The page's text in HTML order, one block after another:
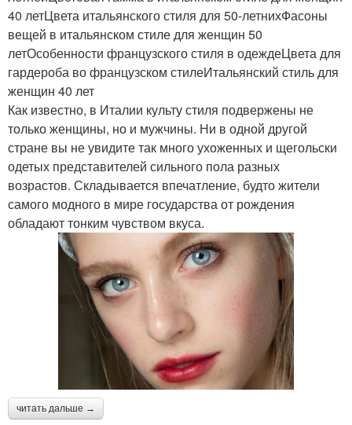
40 летЦвета итальянского стиля для 50-летнихФасоны
вещей в итальянском стиле для женщин 50
летОсобенности французского стиля в одеждеЦвета для
гардероба во французском стилеИтальянский стиль для
женщин 40 лет
Как известно, в Италии культу стиля подвержены не
только женщины, но и мужчины. Ни в одной другой
стране вы не увидите так много ухоженных и щегольски
одетых представителей сильного пола разных
возрастов. Складывается впечатление, будто жители
самого модного в мире государства от рождения
обладают тонким чувством вкуса.
читать дальше →